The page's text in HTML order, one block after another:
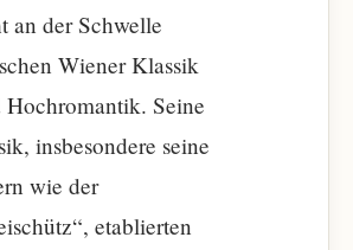
an der Schwelle
Wiener Klassik
Hochromantik. Seine
insbesondere seine
wie der
etablierten